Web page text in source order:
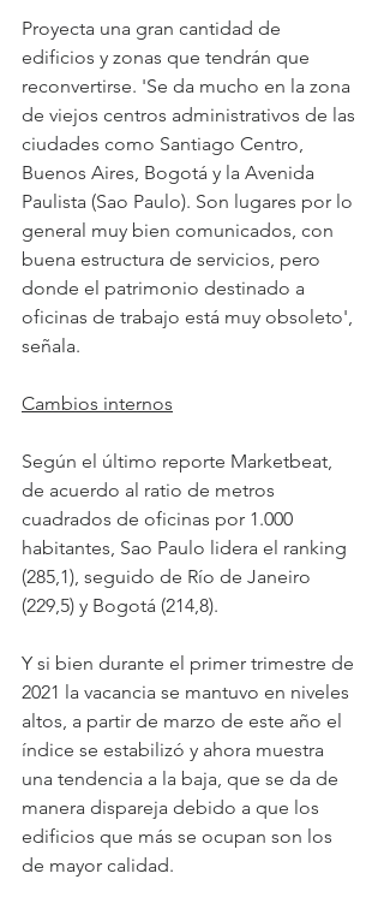
Proyecta una gran cantidad de
edificios y zonas que tendrán que
reconvertirse. 'Se da mucho en la zona
de viejos centros administrativos de las
ciudades como Santiago Centro,
Buenos Aires, Bogotá y la Avenida
Paulista (Sao Paulo). Son lugares por lo
general muy bien comunicados, con
buena estructura de servicios, pero
donde el patrimonio destinado a
oficinas de trabajo está muy obsoleto',
señala.
Cambios internos
Según el último reporte Marketbeat,
de acuerdo al ratio de metros
cuadrados de oficinas por 1.000
habitantes, Sao Paulo lidera el ranking
(285,1), seguido de Río de Janeiro
(229,5) y Bogotá (214,8).
Y si bien durante el primer trimestre de
2021 la vacancia se mantuvo en niveles
altos, a partir de marzo de este año el
índice se estabilizó y ahora muestra
una tendencia a la baja, que se da de
manera dispareja debido a que los
edificios que más se ocupan son los
de mayor calidad.